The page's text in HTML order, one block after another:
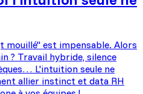
mouillé" est impensable. Alors
? Travail hybride, silence
L'intuition seule ne
allier instinct et data RH